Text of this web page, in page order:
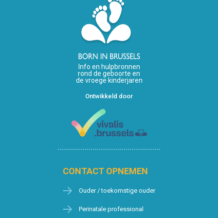
Info en hulpbronnen
rond de geboorte en
de vroege kinderjaren
Ontwikkeld door
CONTACT OPNEMEN
Ouder / toekomstige ouder
Perinatale professional